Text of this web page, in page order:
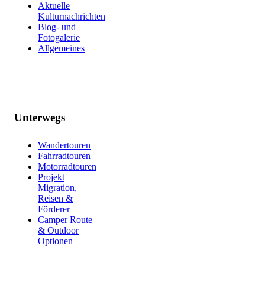
Aktuelle
Kulturnachrichten
Blog- und
Fotogalerie
Allgemeines
Unterwegs
Wandertouren
Fahrradtouren
Motorradtouren
Projekt
Migration,
Reisen &
Förderer
Camper Route
& Outdoor
Optionen